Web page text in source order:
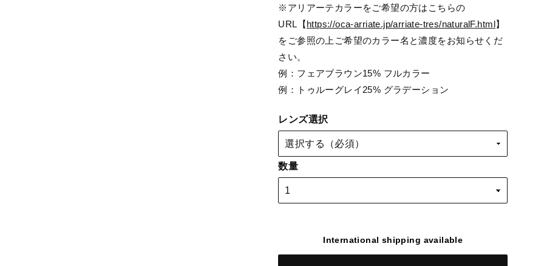
※アリアーテカラーをご希望の方はこちらの
URL【https://oca-arriate.jp/arriate-tres/naturalF.html】
をご参照の上ご希望のカラー名と濃度をお知らせくだ
さい。
例：フェアブラウン15% フルカラー
例：トゥルーグレイ25% グラデーション
レンズ選択
数量
International shipping available